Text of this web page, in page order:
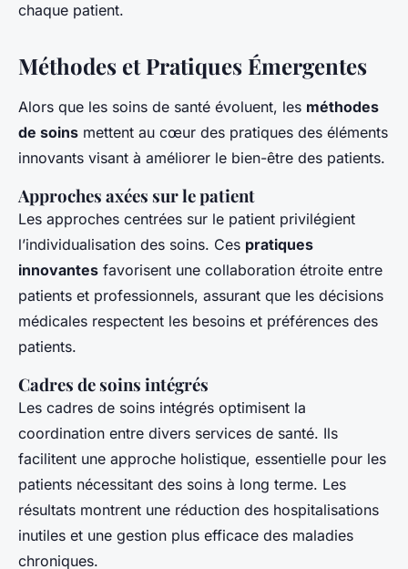
chaque patient.
Méthodes et Pratiques Émergentes
Alors que les soins de santé évoluent, les méthodes
de soins mettent au cœur des pratiques des éléments
innovants visant à améliorer le bien-être des patients.
Approches axées sur le patient
Les approches centrées sur le patient privilégient
l’individualisation des soins. Ces pratiques
innovantes favorisent une collaboration étroite entre
patients et professionnels, assurant que les décisions
médicales respectent les besoins et préférences des
patients.
Cadres de soins intégrés
Les cadres de soins intégrés optimisent la
coordination entre divers services de santé. Ils
facilitent une approche holistique, essentielle pour les
patients nécessitant des soins à long terme. Les
résultats montrent une réduction des hospitalisations
inutiles et une gestion plus efficace des maladies
chroniques.